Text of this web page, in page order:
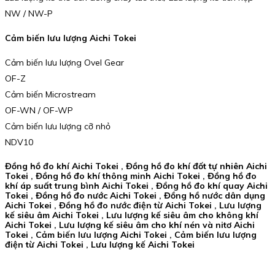
NW / NW-P
Cảm biến lưu lượng Aichi Tokei
Cảm biến lưu lượng Ovel Gear
OF-Z
Cảm biến Microstream
OF-WN / OF-WP
Cảm biến lưu lượng cỡ nhỏ
NDV10
Đồng hồ đo khí Aichi Tokei , Đồng hồ đo khí đốt tự nhiên Aichi
Tokei , Đồng hồ đo khí thông minh Aichi Tokei , Đồng hồ đo
khí áp suất trung bình Aichi Tokei , Đồng hồ đo khí quay Aichi
Tokei , Đồng hồ đo nước Aichi Tokei , Đồng hồ nước dân dụng
Aichi Tokei , Đồng hồ đo nước điện từ Aichi Tokei , Lưu lượng
kế siêu âm Aichi Tokei , Lưu lượng kế siêu âm cho không khí
Aichi Tokei , Lưu lượng kế siêu âm cho khí nén và nitơ Aichi
Tokei , Cảm biến lưu lượng Aichi Tokei , Cảm biến lưu lượng
điện từ Aichi Tokei , Lưu lượng kế Aichi Tokei